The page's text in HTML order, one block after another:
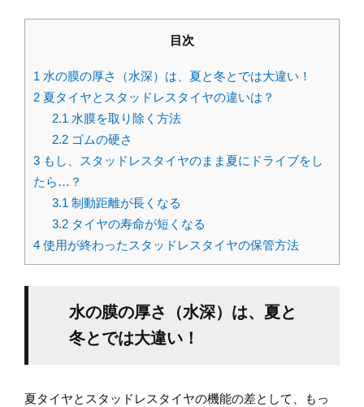
目次
1 水の膜の厚さ（水深）は、夏と冬とでは大違い！
2 夏タイヤとスタッドレスタイヤの違いは？
2.1 水膜を取り除く方法
2.2ゴムの硬さ
3 もし、スタッドレスタイヤのまま夏にドライブをし
たら…？
3.1 制動距離が長くなる
3.2タイヤの寿命が短くなる
4 使用が終わったスタッドレスタイヤの保管方法
水の膜の厚さ（水深）は、夏と
冬とでは大違い！
夏タイヤとスタッドレスタイヤの機能の差として、もっ